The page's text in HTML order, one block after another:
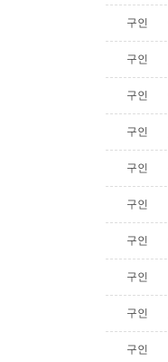
구인
구인
구인
구인
구인
구인
구인
구인
구인
구인